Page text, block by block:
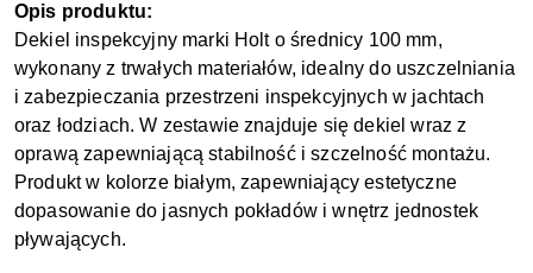
Opis produktu:
Dekiel inspekcyjny marki Holt o średnicy 100 mm,
wykonany z trwałych materiałów, idealny do uszczelniania
i zabezpieczania przestrzeni inspekcyjnych w jachtach
oraz łodziach. W zestawie znajduje się dekiel wraz z
oprawą zapewniającą stabilność i szczelność montażu.
Produkt w kolorze białym, zapewniający estetyczne
dopasowanie do jasnych pokładów i wnętrz jednostek
pływających.